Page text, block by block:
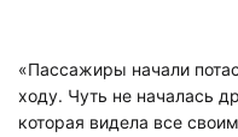
«Пассажиры начали
ходу. Чуть не началась
которая видела все